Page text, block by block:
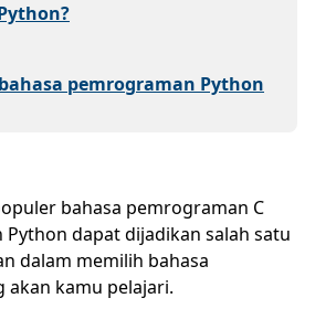
pemrograman Python
bahasa pemrograman C
Python dapat dijadikan salah satu
dalam memilih bahasa
akan kamu pelajari.